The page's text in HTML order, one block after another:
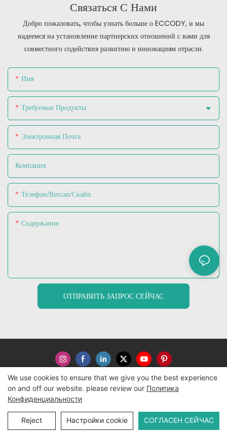
Связаться С Нами
Добро пожаловать, чтобы узнать больше о ECCODY, и мы
надеемся на установление партнерских отношений с вами для
совместного содействия развитию и инновациям отрасли.
Имя
Требуемые Продукты
Электронная Почта
Компания
Телефон/ватсап/скайп
Содержание
ОТПРАВИТЬ ЗАПРОС СЕЙЧАС
Copyright © 2026 WWW.ECCODY.COM |
Политика конфиденциальности
We use cookies to ensure that we give you the best experience
on and off our website. please review our Политика
Конфиденциальности
Reject Настройки cookie СОГЛАСЕН СЕЙЧАС